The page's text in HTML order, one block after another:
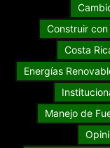
Construir
Costa
Energías
Manejo de